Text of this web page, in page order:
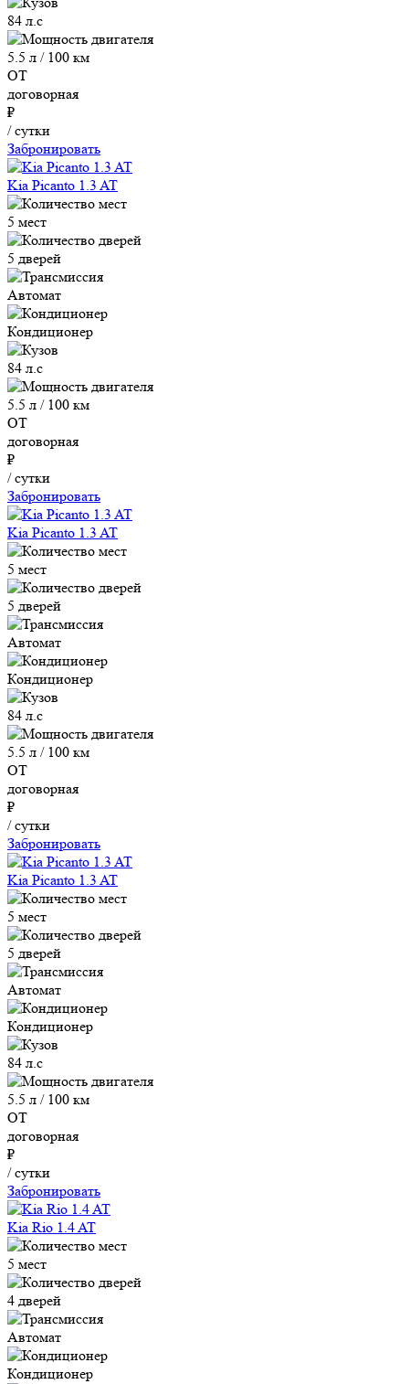
84 л.с
5.5 л / 100 км
ОТ
договорная
₽
/ сутки
Забронировать
Kia Picanto 1.3 AT
5 мест
5 дверей
Автомат
Кондиционер
84 л.с
5.5 л / 100 км
ОТ
договорная
₽
/ сутки
Забронировать
Kia Picanto 1.3 AT
5 мест
5 дверей
Автомат
Кондиционер
84 л.с
5.5 л / 100 км
ОТ
договорная
₽
/ сутки
Забронировать
Kia Picanto 1.3 AT
5 мест
5 дверей
Автомат
Кондиционер
84 л.с
5.5 л / 100 км
ОТ
договорная
₽
/ сутки
Забронировать
Kia Rio 1.4 AT
5 мест
4 дверей
Автомат
Кондиционер